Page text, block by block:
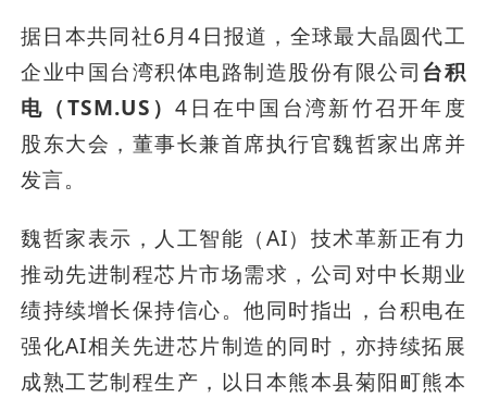
据日本共同社6月4日报道，全球最大晶圆代工
企业中国台湾积体电路制造股份有限公司台积
电（TSM.US）4日在中国台湾新竹召开年度
股东大会，董事长兼首席执行官魏哲家出席并
发言。
魏哲家表示，人工智能（AI）技术革新正有力
推动先进制程芯片市场需求，公司对中长期业
绩持续增长保持信心。他同时指出，台积电在
强化AI相关先进芯片制造的同时，亦持续拓展
成熟工艺制程生产，以日本熊本县菊阳町熊本